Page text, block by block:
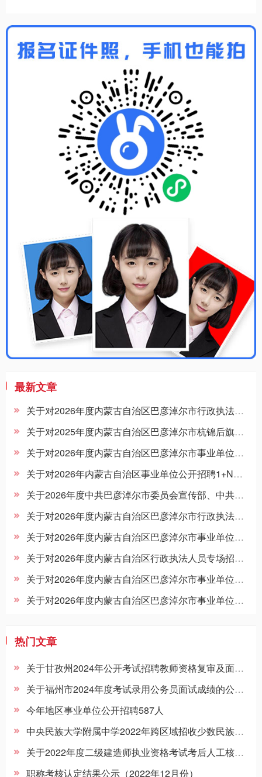
最新文章
关于对2026年度内蒙古自治区巴彦淖尔市行政执法人员1+N补充招聘杭锦后旗所属事业单位拟聘用人员公示的公告
关于对2025年度内蒙古自治区巴彦淖尔市杭锦后旗所属事业单位引进高层次急需紧缺人才第二批拟聘用人员公示的公告
关于对2026年度内蒙古自治区巴彦淖尔市事业单位公开招聘杭锦后旗所属事业单位第二批拟聘用人员公示的公告
关于对2026年内蒙古自治区事业单位公开招聘1+N补充招聘巴彦淖尔市卫健委所属事业单位进入体检考察范围人员进行递补的公告
关于2026年度中共巴彦淖尔市委员会宣传部、中共巴彦淖尔市委员会政法委员会、巴彦淖尔市发展和改革委员会所属事业单位竞争性比选拟进入岗位试用期人员公示的公告
关于对2026年度内蒙古自治区巴彦淖尔市行政执法人员1+N补充招聘巴彦淖尔市生态环境局所属事业单位拟聘用人员进行公示的公告
关于对2026年度内蒙古自治区巴彦淖尔市事业单位公开招聘1+N补充招聘巴彦淖尔市生态环境局所属事业单位拟聘用人员公示的公告
关于对2026年度内蒙古自治区行政执法人员专场招收巴彦淖尔市生态环境局所属事业单位第二批拟聘用人员公示的公告
关于对2026年度内蒙古自治区巴彦淖尔市事业单位公开招聘1+N补充招聘临河区所属事业单位拟聘用人员公示的公告
关于对2026年度内蒙古自治区巴彦淖尔市事业单位公开招聘临河区所属事业单位第四批拟聘用人员公示的公告
热门文章
关于甘孜州2024年公开考试招聘教师资格复审及面试等事项的公告
关于福州市2024年度考试录用公务员面试成绩的公示（4月14日）
今年地区事业单位公开招聘587人
中央民族大学附属中学2022年跨区域招收少数民族学生名单
关于2022年度二级建造师执业资格考试考后人工核查公告
职称考核认定结果公示（2022年12月份）